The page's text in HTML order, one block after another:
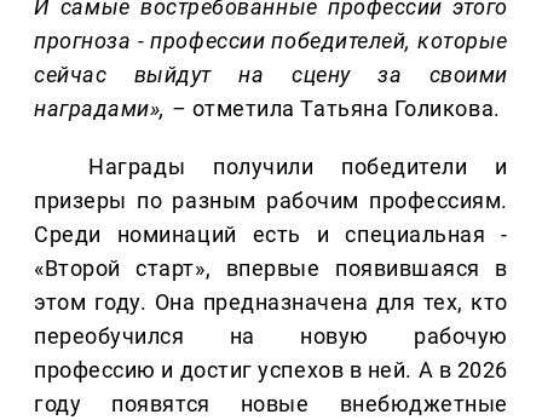
И самые востребованные профессии этого
прогноза - профессии победителей, которые
сейчас выйдут на сцену за своими
наградами», – отметила Татьяна Голикова.
Награды получили победители и
призеры по разным рабочим профессиям.
Среди номинаций есть и специальная -
«Второй старт», впервые появившаяся в
этом году. Она предназначена для тех, кто
переобучился на новую рабочую
профессию и достиг успехов в ней. А в 2026
году появятся новые внебюджетные